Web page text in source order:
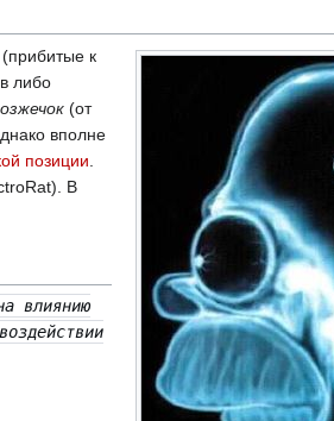
к
либо
(от
вполне
позиции.
В
влиянию